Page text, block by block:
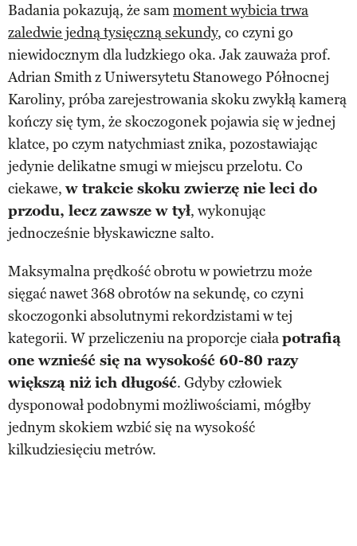
Badania pokazują, że sammoment wybicia trwa
zaledwie jedną tysięczną sekundy, co czyni go
niewidocznym dla ludzkiego oka. Jak zauważa prof.
Adrian Smith z Uniwersytetu Stanowego Północnej
Karoliny, próba zarejestrowania skoku zwykłą kamerą
kończy się tym, że skoczogonek pojawia się w jednej
klatce, po czym natychmiast znika, pozostawiając
jedynie delikatne smugi w miejscu przelotu. Co
ciekawe, w trakcie skoku zwierzę nie leci do
przodu, lecz zawsze w tył, wykonując
jednocześnie błyskawiczne salto.
Maksymalna prędkość obrotu w powietrzu może
sięgać nawet 368 obrotów na sekundę, co czyni
skoczogonki absolutnymi rekordzistami w tej
kategorii. W przeliczeniu na proporcje ciałapotrafią
one wznieść się na wysokość 60-80 razy
większą niż ich długość. Gdyby człowiek
dysponował podobnymi możliwościami, mógłby
jednym skokiem wzbić się na wysokość
kilkudziesięciu metrów.